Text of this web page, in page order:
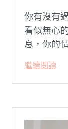
你有沒有
看似無心
息，你的
怪：「事
繼續閱讀